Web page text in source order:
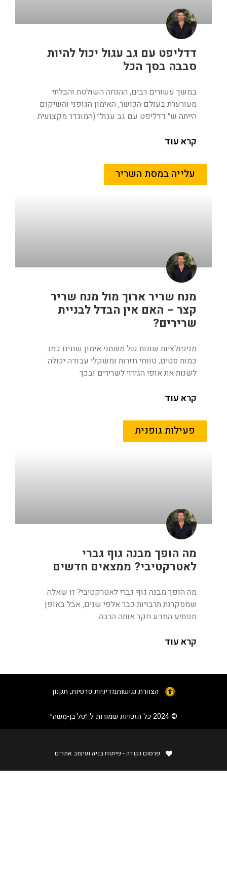
דדליפט עם גב עגול יכול להיות
סבבה בסך הכל
במשך עשורים רבים, ההנחה השולטת והבלתי
מעורערת בעולם הכושר, האימון הגופני והשיקום
הייתה ש״ דדליפט עם גב עגול״ (המוגדר מקצועית
קרא עוד
עלייה במסת השריר
מנח שריר ארוך מול מנח שריר
קצר – האם אין הבדל לבניית
שרירים?
מניפולציות שונות של משתני אימון שונים כמו
כמות סטים, טווחי חזרות ומשקלי עבודה יכולה
לשנות את אופי הגירוי לשרירים ובכך
קרא עוד
פעילות גופנית
מה הופך מבנה גוף גברי
לאטרקטיבי? ממצאים חדשים
מה הופך מבנה גוף גברי לאטרקטיבי? זו שאלה
שמסקרנת תרבויות כבר אלפי שנים, אבל באופן
מפתיע המדע חקר אותה הרבה
קרא עוד
הצהרת נגישותמדיניות פרטיות, תקנון
© 2024 כל הזכויות שמורות ל ״טל בן-משה״​
פרסום נקודה - פיתוח בניה ועיצוב אתרים